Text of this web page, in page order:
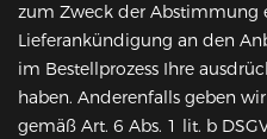
zum Zweck der Abstimmung
Lieferankündigung an den
im Bestellprozess Ihre
haben. Anderenfalls geben
gemäß Art. 6 Abs. 1 lit. b